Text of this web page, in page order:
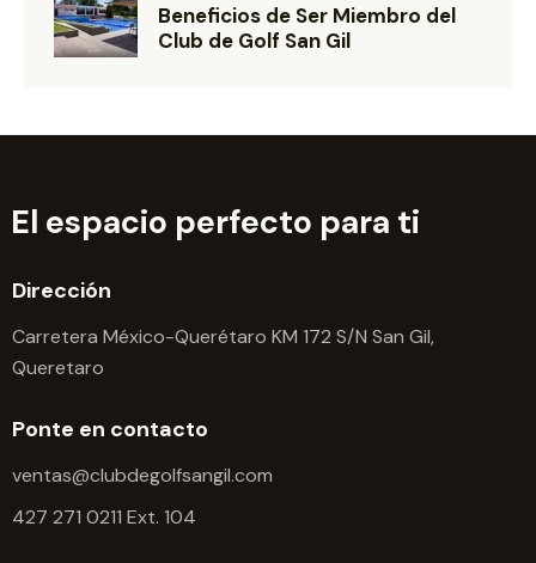
Beneficios de Ser Miembro del
Club de Golf San Gil
El espacio perfecto para ti
Dirección
Carretera México-Querétaro KM 172 S/N San Gil,
Queretaro
Ponte en contacto
ventas@clubdegolfsangil.com
427 271 0211 Ext. 104